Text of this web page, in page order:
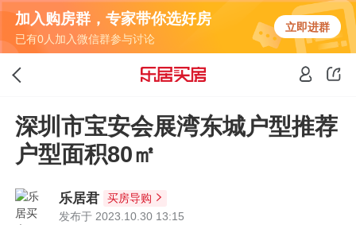
加入购房群，专家带你选好房
已有0人加入微信群参与讨论
立即进群
深圳市宝安会展湾东城户型推荐
户型面积80㎡
乐居君
买房导购
发布于 2023.10.30 13:15